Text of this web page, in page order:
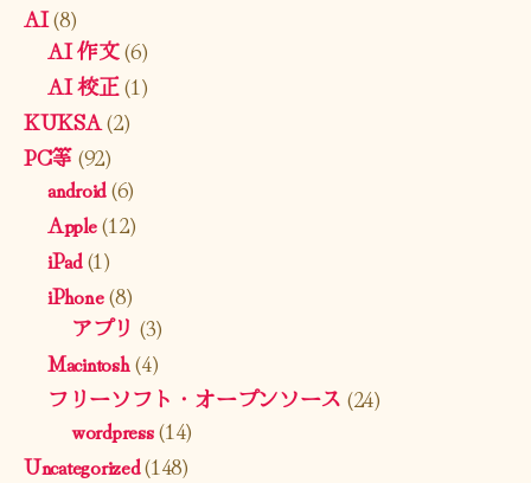
AI(8)
AI 作文(6)
AI 校正(1)
KUKSA(2)
PC等(92)
android(6)
Apple(12)
iPad(1)
iPhone(8)
アプリ (3)
Macintosh(4)
フリーソフト・オープンソース (24)
wordpress(14)
Uncategorized(148)